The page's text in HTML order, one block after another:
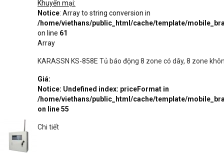
Khuyến mại:
Notice: Array to string conversion in
/home/viethans/public_html/cache/template/
on line 61
Array
KARASSN KS-858E Tủ báo động 8 zone có dây, 8 zone
Giá:
Notice: Undefined index: priceFormat in
/home/viethans/public_html/cache/template/
on line55
Chi tiết